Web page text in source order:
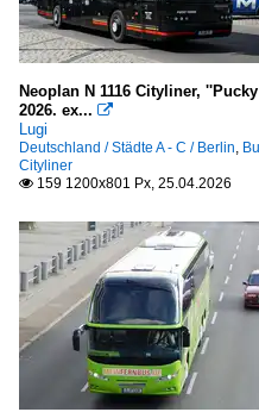
Neoplan N 1116 Cityliner,
2026. ex... 
Lugi
Deutschland / Städte A - C / Berlin,
Cityliner
 159 1200x801 Px, 25.04.2026